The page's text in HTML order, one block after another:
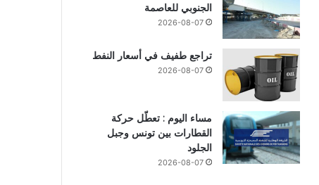
الجنوبي للعاصمة
2026-08-07
تراجع طفيف في أسعار النفط
2026-08-07
مساء اليوم : تعطّل حركة
القطارات بين تونس وجبل
الجلود
2026-08-07